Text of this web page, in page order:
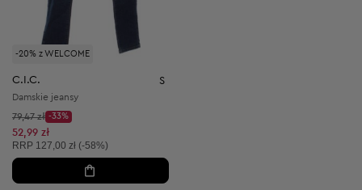
-20% z WELCOME
C.I.C. S
Damskie jeansy
Cena początkowa:
79,47 zł
Discount Price:
-33%
Obniżona cena:
52,99 zł
Cena sugerowana:
RRP 127,00 zł (-58%)